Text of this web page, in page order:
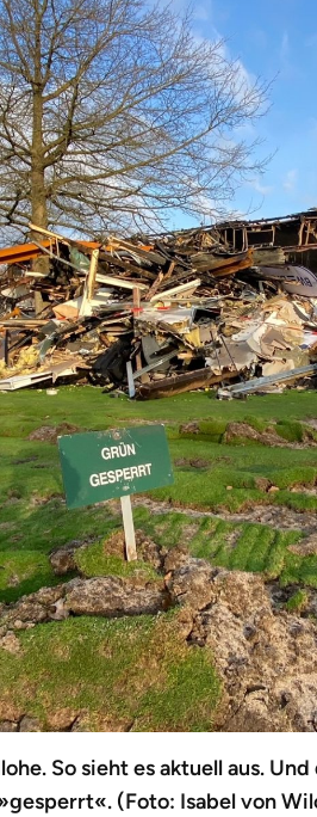
So sieht es aktuell aus. Und
(Foto: Isabel von